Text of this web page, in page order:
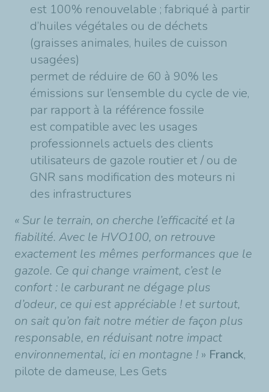
est 100% renouvelable ; fabriqué à partir
d’huiles végétales ou de déchets
(graisses animales, huiles de cuisson
usagées)
permet de réduire de 60 à 90% les
émissions sur l’ensemble du cycle de vie,
par rapport à la référence fossile
est compatible avec les usages
professionnels actuels des clients
utilisateurs de gazole routier et / ou de
GNR sans modification des moteurs ni
des infrastructures
« Sur le terrain, on cherche l’efficacité et la
fiabilité. Avec le HVO100, on retrouve
exactement les mêmes performances que le
gazole. Ce qui change vraiment, c’est le
confort : le carburant ne dégage plus
d’odeur, ce qui est appréciable ! et surtout,
on sait qu’on fait notre métier de façon plus
responsable, en réduisant notre impact
environnemental, ici en montagne ! » Franck,
pilote de dameuse, Les Gets